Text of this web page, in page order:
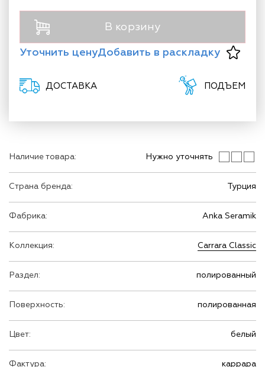
Наличие товара: Нужно уточнять
Страна бренда: Турция
Фабрика: Anka Seramik
Коллекция: Carrara Classic
Раздел: полированный
Поверхность: полированная
Цвет: белый
Фактура: каррара
В корзину
Уточнить ценуДобавить в раскладку
ДОСТАВКА ПОДЪЕМ